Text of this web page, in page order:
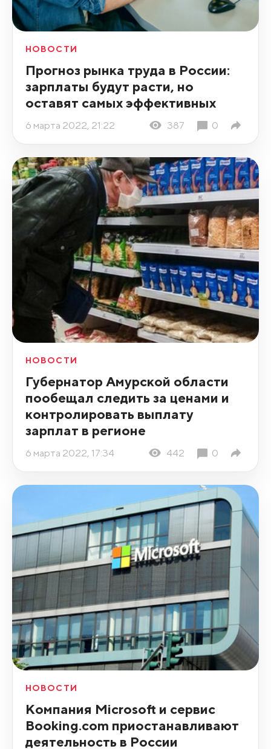
НОВОСТИ
Прогноз рынка труда в России:
зарплаты будут расти, но
оставят самых эффективных
6 марта 2022, 21:22 387 0
НОВОСТИ
Губернатор Амурской области
пообещал следить за ценами и
контролировать выплату
зарплат в регионе
6 марта 2022, 17:34 442 0
НОВОСТИ
Компания Microsoft и сервис
Booking.com приостанавливают
деятельность в России